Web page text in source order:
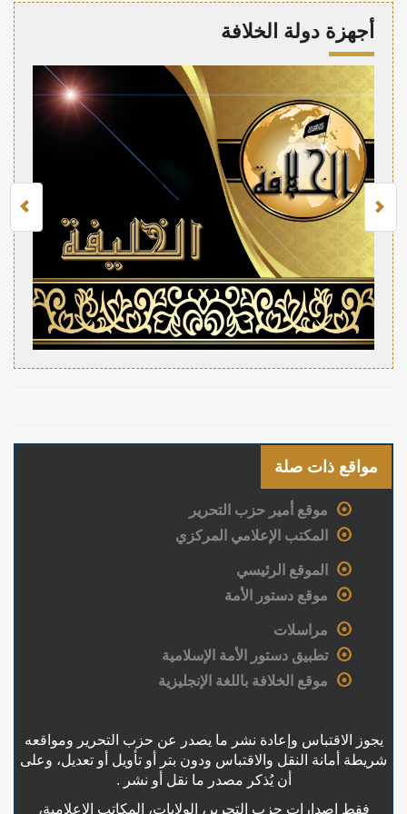
أجهزة دولة الخلافة
مواقع ذات صلة
موقع أمير حزب التحرير
المكتب الإعلامي المركزي
الموقع الرئيسي
موقع دستور الأمة
مراسلات
تطبيق دستور الأمة الإسلامية
موقع الخلافة باللغة الإنجليزية
يجوز الاقتباس وإعادة نشر ما يصدر عن حزب التحرير ومواقعه
شريطة أمانة النقل والاقتباس ودون بتر أو تأويل أو تعديل، وعلى
أن يُذكر مصدر ما نقل أو نشر .
فقط إصدارات حزب التحرير، الولايات، المكاتب الإعلامية،